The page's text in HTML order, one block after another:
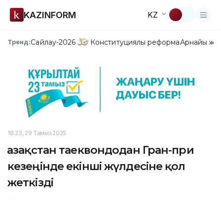
KAZINFORM KZ
Тренд:Сайлау-2026 Конституциялық реформаАрнайы
18:23, 29 Тамыз 2025
Қазақстан таеквондодан Гран-при
кезеңінде екінші жүлдесіне қол
жеткізді